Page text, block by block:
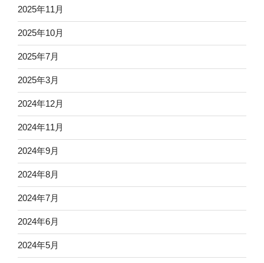
2025年11月
2025年10月
2025年7月
2025年3月
2024年12月
2024年11月
2024年9月
2024年8月
2024年7月
2024年6月
2024年5月